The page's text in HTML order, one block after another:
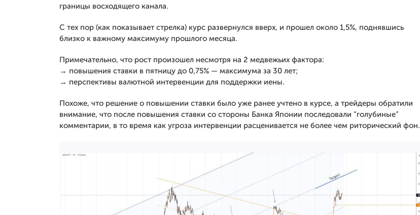
границы восходящего канала.
С тех пор (как показывает стрелка) курс развернулся вверх, и прошел около 1,5%, поднявшись
близко к важному максимуму прошлого месяца.
Примечательно, что рост произошел несмотря на 2 медвежьих фактора:
→ повышения ставки в пятницу до 0,75% — максимума за 30 лет;
→ перспективы валютной интервенции для поддержки иены.
Похоже, что решение о повышении ставки было уже ранее учтено в курсе, а трейдеры обратили
внимание, что после повышения ставки со стороны Банка Японии последовали “голубиные”
комментарии, в то время как угроза интервенции расценивается не более чем риторический фон.